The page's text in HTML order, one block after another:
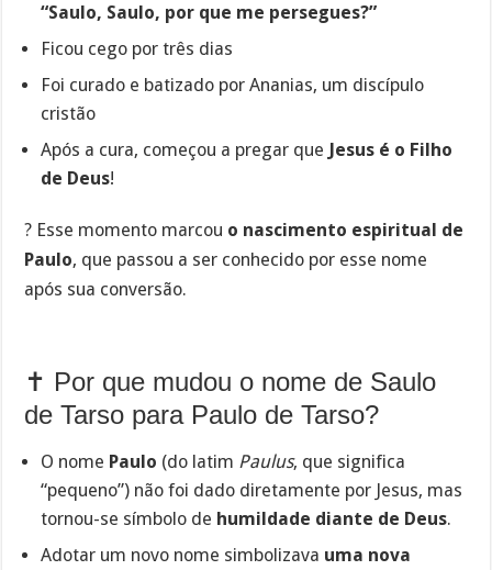
“Saulo, Saulo, por que me persegues?”
Ficou cego por três dias
Foi curado e batizado por Ananias, um discípulo
cristão
Após a cura, começou a pregar que Jesus é o Filho
de Deus!
? Esse momento marcou o nascimento espiritual de
Paulo, que passou a ser conhecido por esse nome
após sua conversão.
✝️ Por que mudou o nome de Saulo
de Tarso para Paulo de Tarso?
O nome Paulo (do latim Paulus, que significa
“pequeno”) não foi dado diretamente por Jesus, mas
tornou-se símbolo de humildade diante de Deus.
Adotar um novo nome simbolizava uma nova